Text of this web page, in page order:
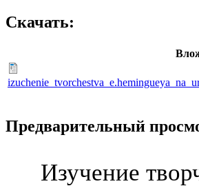
Скачать:
Предварительный
Изучение